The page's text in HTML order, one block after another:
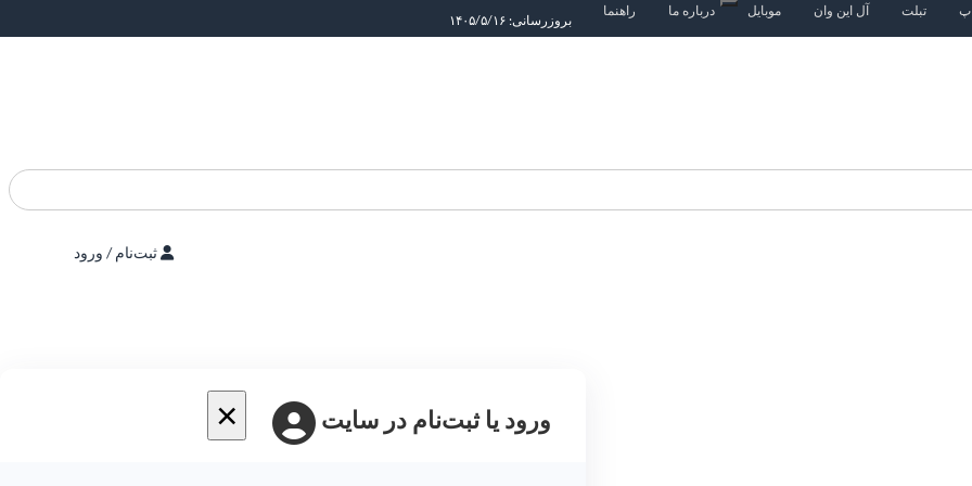
تبلت آل این وان موبایل درباره ما راهنما
بروزرسانی: ۱۴۰۵/۵/۱۶
ثبت‌نام / ورود
× ورود یا ثبت‌نام در سایت